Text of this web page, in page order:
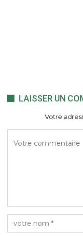
LAISSER UN
Votre